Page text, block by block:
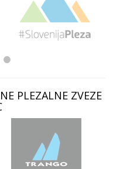
PLEZALNE ZVEZE